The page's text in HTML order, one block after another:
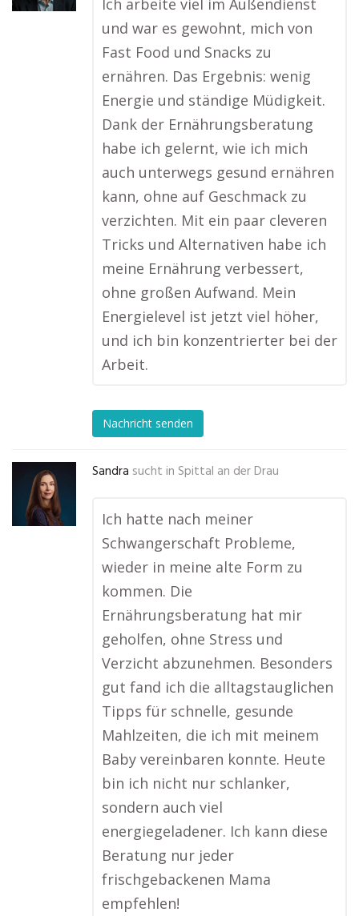
Ich arbeite viel im Außendienst
und war es gewohnt, mich von
Fast Food und Snacks zu
ernähren. Das Ergebnis: wenig
Energie und ständige Müdigkeit.
Dank der Ernährungsberatung
habe ich gelernt, wie ich mich
auch unterwegs gesund ernähren
kann, ohne auf Geschmack zu
verzichten. Mit ein paar cleveren
Tricks und Alternativen habe ich
meine Ernährung verbessert,
ohne großen Aufwand. Mein
Energielevel ist jetzt viel höher,
und ich bin konzentrierter bei der
Arbeit.
Nachricht senden
Sandra sucht in Spittal an der Drau
Ich hatte nach meiner
Schwangerschaft Probleme,
wieder in meine alte Form zu
kommen. Die
Ernährungsberatung hat mir
geholfen, ohne Stress und
Verzicht abzunehmen. Besonders
gut fand ich die alltagstauglichen
Tipps für schnelle, gesunde
Mahlzeiten, die ich mit meinem
Baby vereinbaren konnte. Heute
bin ich nicht nur schlanker,
sondern auch viel
energiegeladener. Ich kann diese
Beratung nur jeder
frischgebackenen Mama
empfehlen!